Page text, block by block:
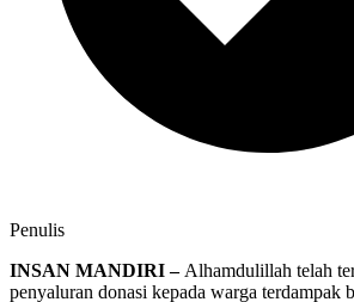
Penulis
INSAN MANDIRI –Alhamdulillah telah
penyaluran donasi kepada warga terdampak